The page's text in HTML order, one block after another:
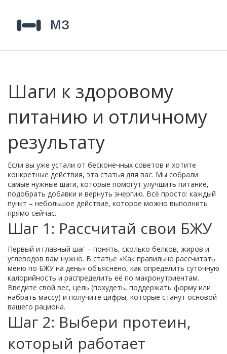
Шаги к здоровому
питанию и отличному
результату
Если вы уже устали от бесконечных советов и хотите
конкретные действия, эта статья для вас. Мы собрали
самые нужные шаги, которые помогут улучшить питание,
подобрать добавки и вернуть энергию. Всё просто: каждый
пункт – небольшое действие, которое можно выполнить
прямо сейчас.
Шаг 1: Рассчитай свои БЖУ
Первый и главный шаг – понять, сколько белков, жиров и
углеводов вам нужно. В статье «Как правильно рассчитать
меню по БЖУ на день» объяснено, как определить суточную
калорийность и распределить её по макронутриентам.
Введите свой вес, цель (похудеть, поддержать форму или
набрать массу) и получите цифры, которые станут основой
вашего рациона.
Шаг 2: Выбери протеин,
который работает